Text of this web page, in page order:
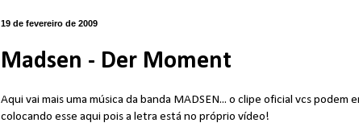
19 de fevereiro de 2009
Madsen - Der Moment
Aqui vai mais uma música da banda MADSEN... o clipe oficial vcs podem
colocando esse aqui pois a letra está no próprio vídeo!